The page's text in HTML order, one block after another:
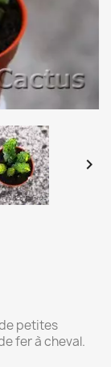

petites
fer à cheval.